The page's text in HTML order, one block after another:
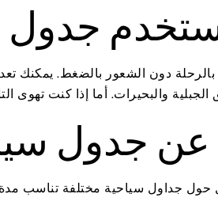
جدول
بالرحلة دون الشعور بالضغط. يمكنك
والبحيرات. أما إذا كنت تهوى
عن جدول
حول جداول سياحية مختلفة تناسب مدة